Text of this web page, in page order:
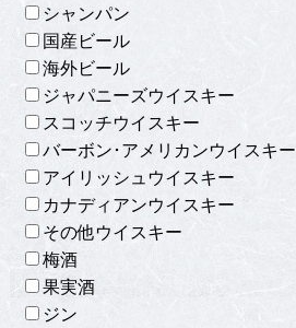
シャンパン
国産ビール
海外ビール
ジャパニーズウイスキー
スコッチウイスキー
バーボン･アメリカンウイスキー
アイリッシュウイスキー
カナディアンウイスキー
その他ウイスキー
梅酒
果実酒
ジン